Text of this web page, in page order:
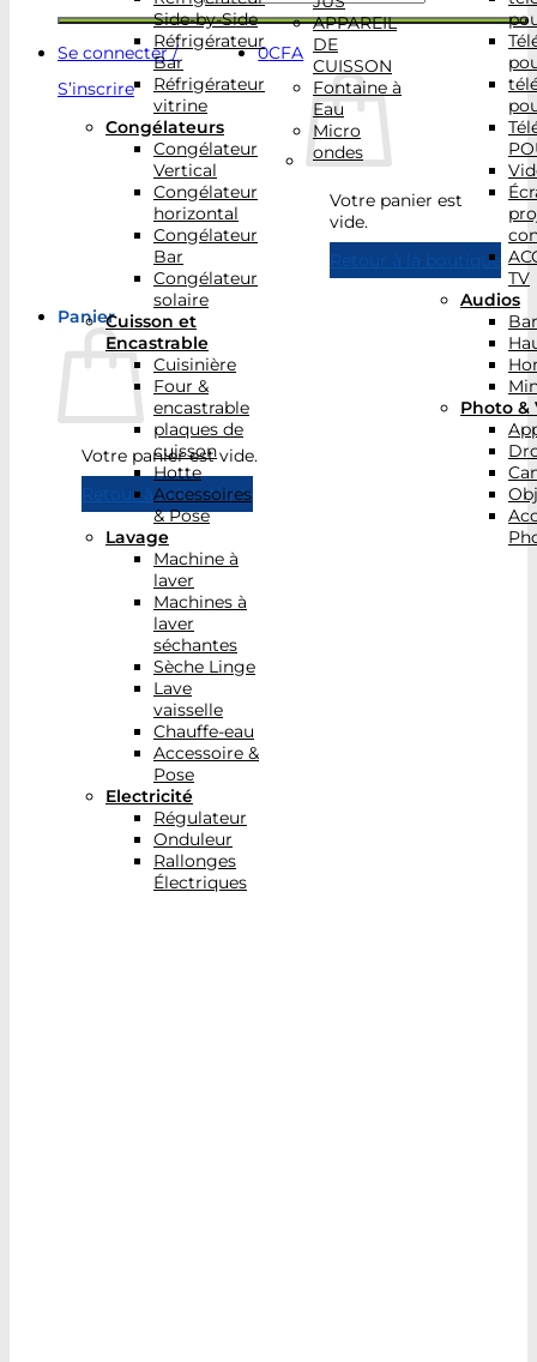
Se connecter /
S’inscrire
0CFA
Votre panier est
vide.
Retour à la boutique
Panier
Votre panier est vide.
Retour à la boutique
Side-by-Side
Réfrigérateur
Bar
Réfrigérateur
vitrine
Congélateurs
Congélateur
Vertical
Congélateur
horizontal
Congélateur
Bar
Congélateur
solaire
Cuisson et
Encastrable
Cuisinière
Four &
encastrable
plaques de
cuisson
Hotte
Accessoires
& Pose
Lavage
Machine à
laver
Machines à
laver
séchantes
Sèche Linge
Lave
vaisselle
Chauffe-eau
Accessoire &
Pose
Electricité
Régulateur
Onduleur
Rallonges
Électriques
APPAREIL
DE
CUISSON
Fontaine à
Eau
Micro
ondes
TV
Audios
Photo &